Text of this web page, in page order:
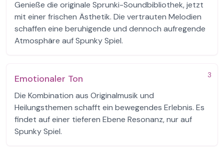
Genieße die originale Sprunki-Soundbibliothek, jetzt
mit einer frischen Ästhetik. Die vertrauten Melodien
schaffen eine beruhigende und dennoch aufregende
Atmosphäre auf Spunky Spiel.
3
Emotionaler Ton
Die Kombination aus Originalmusik und
Heilungsthemen schafft ein bewegendes Erlebnis. Es
findet auf einer tieferen Ebene Resonanz, nur auf
Spunky Spiel.